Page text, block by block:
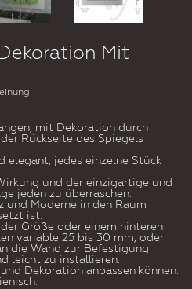
Mit
mit Dekoration durch
Rückseite des Spiegels
elegant, jedes einzelne Stück
und der einzigartige und
jeden zu überraschen.
und Moderne in den Raum
ist.
Größe oder einem hinteren
variable 25 bis 30 mm, oder
die Wand zur Befestigung.
leicht zu installieren.
Dekoration anpassen können.